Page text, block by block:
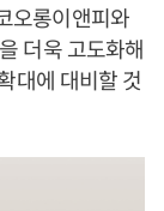
오롱이앤피와
더욱 고도화해
대에 대비할 것